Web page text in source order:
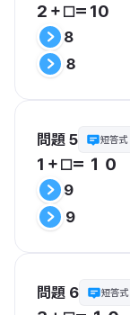
2＋⬜︎＝10
8
８
問題 5 短答式
1＋⬜︎＝１０
9
９
問題 6 短答式